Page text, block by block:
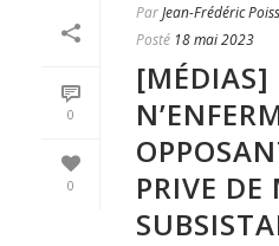
0
0
ParJean-Frédéric
Posté 18 mai 2023
[MÉDIAS]
PRIVE DE